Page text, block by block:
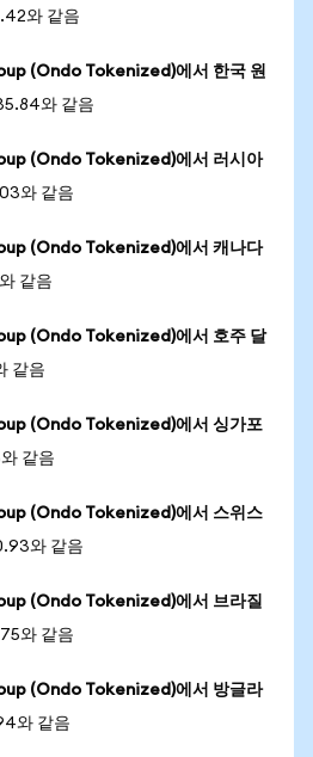
와 같음
(Ondo Tokenized)에서 한국 원
와 같음
(Ondo Tokenized)에서 러시아
와 같음
(Ondo Tokenized)에서 캐나다
같음
(Ondo Tokenized)에서 호주 달
같음
(Ondo Tokenized)에서 싱가포
같음
(Ondo Tokenized)에서 스위스
와 같음
(Ondo Tokenized)에서 브라질
와 같음
(Ondo Tokenized)에서 방글라
와 같음